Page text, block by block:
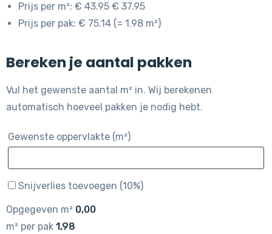
Prijs per m²: € 43.95 € 37.95
Prijs per pak: € 75.14 (= 1.98 m²)
Bereken je aantal pakken
Vul het gewenste aantal m² in. Wij berekenen
automatisch hoeveel pakken je nodig hebt.
Gewenste oppervlakte (m²)
Snijverlies toevoegen (10%)
Opgegeven m² 0,00
m² per pak 1,98